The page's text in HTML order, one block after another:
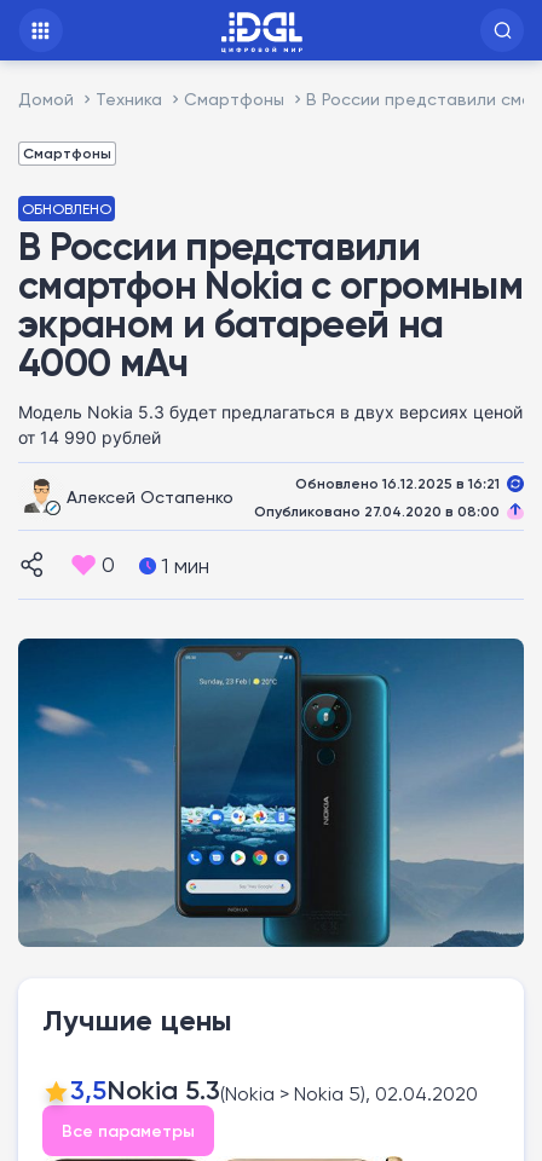
Домой Техника Смартфоны В России представили
Смартфоны
ОБНОВЛЕНО
В России представили
смартфон Nokia с огромным
экраном и батареей на
4000 мАч
Модель Nokia 5.3 будет предлагаться в двух версиях ценой
от 14 990 рублей
Алексей Остапенко
Обновлено 16.12.2025 в 16:21
Опубликовано 27.04.2020 в 08:00
0 1 мин
Лучшие цены
3,5Nokia 5.3(Nokia > Nokia 5), 02.04.2020
Все параметры